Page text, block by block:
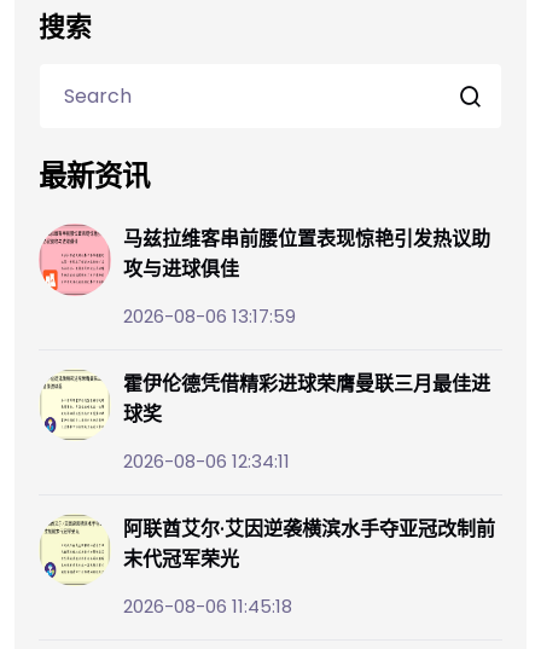
搜索
最新资讯
马兹拉维客串前腰位置表现惊艳引发热议助
攻与进球俱佳
2026-08-06 13:17:59
霍伊伦德凭借精彩进球荣膺曼联三月最佳进
球奖
2026-08-06 12:34:11
阿联酋艾尔·艾因逆袭横滨水手夺亚冠改制前
末代冠军荣光
2026-08-06 11:45:18